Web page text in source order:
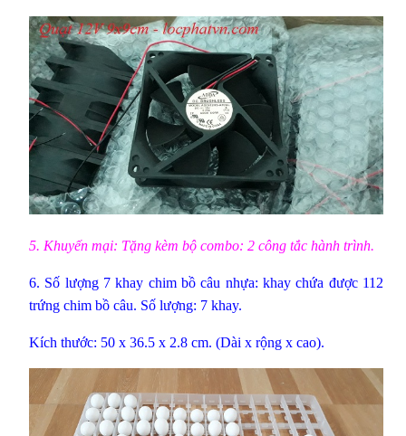
5. Khuyến mại: Tặng kèm bộ combo: 2 công tắc hành trình.
6. Số lượng 7khay chim bồ câu nhựa: khay chứa được 112
trứng chim bồ câu. Số lượng: 7 khay.
Kích thước: 50 x 36.5 x 2.8 cm. (Dài x rộng x cao).